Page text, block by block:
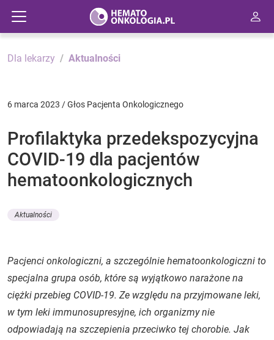
Dla lekarzy Aktualności
6 marca 2023 / Głos Pacjenta Onkologicznego
Profilaktyka przedekspozycyjna
COVID-19 dla pacjentów
hematoonkologicznych
Aktualności
Pacjenci onkologiczni, a szczególnie hematoonkologiczni to
specjalna grupa osób, które są wyjątkowo narażone na
ciężki przebieg COVID-19. Ze względu na przyjmowane leki,
w tym leki immunosupresyjne, ich organizmy nie
odpowiadają na szczepienia przeciwko tej chorobie. Jak